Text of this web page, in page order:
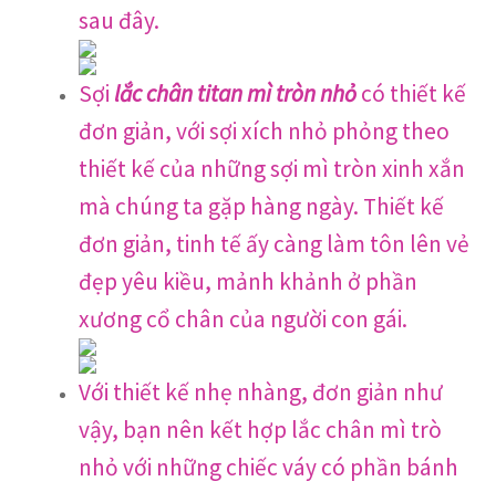
sau đây.
Sợi lắc chân titan mì tròn nhỏcó thiết kế
đơn giản, với sợi xích nhỏ phỏng theo
thiết kế của những sợi mì tròn xinh xắn
mà chúng ta gặp hàng ngày. Thiết kế
đơn giản, tinh tế ấy càng làm tôn lên vẻ
đẹp yêu kiều, mảnh khảnh ở phần
xương cổ chân của người con gái.
Với thiết kế nhẹ nhàng, đơn giản như
vậy, bạn nên kết hợp lắc chân mì trò
nhỏ với những chiếc váy có phần bánh